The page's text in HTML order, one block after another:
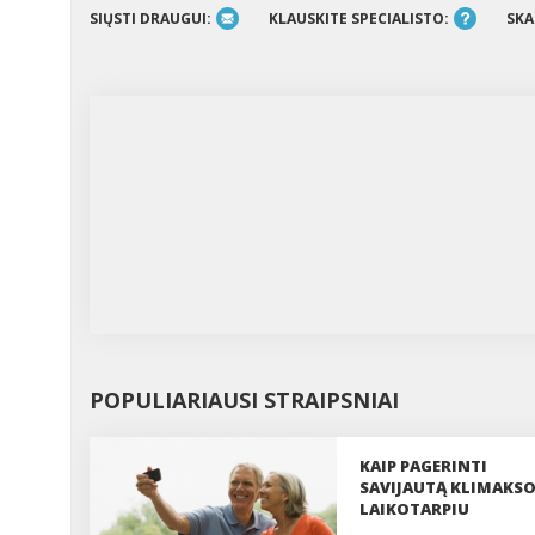
SIŲSTI DRAUGUI: KLAUSKITE SPECIALISTO:
POPULIARIAUSI STRAIPSNIAI
KAIP PAGERINTI
SAVIJAUTĄ KLIMAKSO
LAIKOTARPIU